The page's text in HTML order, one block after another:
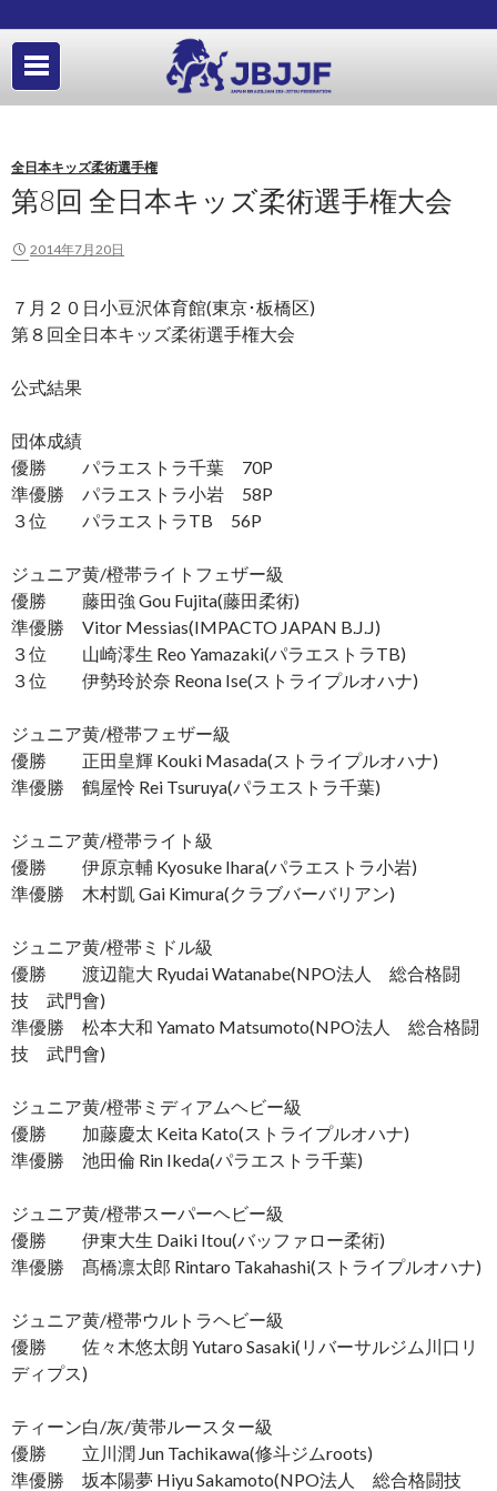
全日本キッズ柔術選手権
第8回 全日本キッズ柔術選手権大会
2014年7月20日
７月２０日小豆沢体育館(東京･板橋区)
第８回全日本キッズ柔術選手権大会
公式結果
団体成績
優勝 パラエストラ千葉 70P
準優勝 パラエストラ小岩 58P
３位 パラエストラTB 56P
ジュニア黄/橙帯ライトフェザー級
優勝 藤田強 Gou Fujita(藤田柔術)
準優勝 Vitor Messias(IMPACTO JAPAN B.J.J)
３位 山崎澪生 Reo Yamazaki(パラエストラTB)
３位 伊勢玲於奈 Reona Ise(ストライプルオハナ)
ジュニア黄/橙帯フェザー級
優勝 正田皇輝 Kouki Masada(ストライプルオハナ)
準優勝 鶴屋怜 Rei Tsuruya(パラエストラ千葉)
ジュニア黄/橙帯ライト級
優勝 伊原京輔 Kyosuke Ihara(パラエストラ小岩)
準優勝 木村凱 Gai Kimura(クラブバーバリアン)
ジュニア黄/橙帯ミドル級
優勝 渡辺龍大 Ryudai Watanabe(NPO法人 総合格闘
技 武門會)
準優勝 松本大和 Yamato Matsumoto(NPO法人 総合格闘
技 武門會)
ジュニア黄/橙帯ミディアムヘビー級
優勝 加藤慶太 Keita Kato(ストライプルオハナ)
準優勝 池田倫 Rin Ikeda(パラエストラ千葉)
ジュニア黄/橙帯スーパーヘビー級
優勝 伊東大生 Daiki Itou(バッファロー柔術)
準優勝 髙橋凛太郎 Rintaro Takahashi(ストライプルオハナ)
ジュニア黄/橙帯ウルトラヘビー級
優勝 佐々木悠太朗 Yutaro Sasaki(リバーサルジム川口リ
ディプス)
ティーン白/灰/黄帯ルースター級
優勝 立川潤 Jun Tachikawa(修斗ジムroots)
準優勝 坂本陽夢 Hiyu Sakamoto(NPO法人 総合格闘技